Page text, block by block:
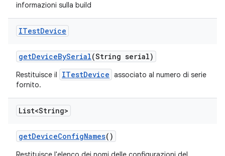
informazioni sulla build
ITestDevice
getDeviceBySerial(String serial)
Restituisce il ITestDevice associato al numero di serie
fornito.
List<String>
getDeviceConfigNames()